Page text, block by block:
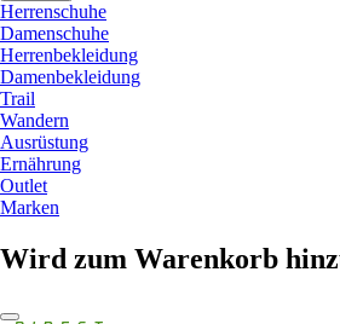
Herrenschuhe
Damenschuhe
Herrenbekleidung
Damenbekleidung
Trail
Wandern
Ausrüstung
Ernährung
Outlet
Marken
Wird zum Warenkorb